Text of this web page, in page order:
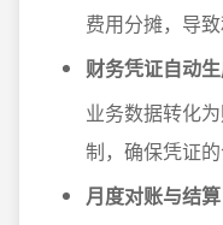
费用分摊，导致
财务凭证自动
业务数据转化
制，确保凭证的
月度对账与结算